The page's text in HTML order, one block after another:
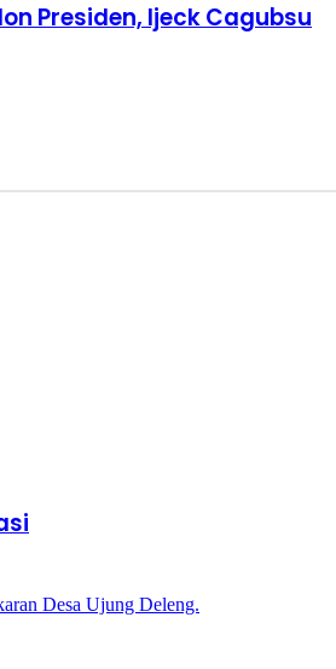
Presiden, Ijeck Cagubsu